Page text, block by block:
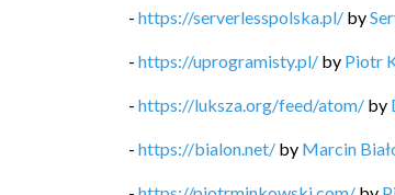
- https://serverlesspolska.pl/ by
- https://uprogramisty.pl/ by Piotr
- https://luksza.org/feed/atom/ by
- https://bialon.net/ by Marcin